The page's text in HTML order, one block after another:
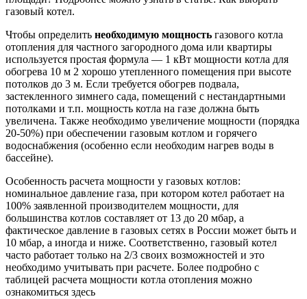
газовый котел.
Чтобы определить необходимую мощность газового котла
отопления для частного загородного дома или квартиры
используется простая формула — 1 кВт мощности котла для
обогрева 10 м 2 хорошо утепленного помещения при высоте
потолков до 3 м. Если требуется обогрев подвала,
застекленного зимнего сада, помещений с нестандартными
потолками и т.п. мощность котла на газе должна быть
увеличена. Также необходимо увеличение мощности (порядка
20-50%) при обеспечении газовым котлом и горячего
водоснабжения (особенно если необходим нагрев воды в
бассейне).
Особенность расчета мощности у газовых котлов:
номинальное давление газа, при котором котел работает на
100% заявленной производителем мощности, для
большинства котлов составляет от 13 до 20 мбар, а
фактическое давление в газовых сетях в России может быть и
10 мбар, а иногда и ниже. Соответственно, газовый котел
часто работает только на 2/3 своих возможностей и это
необходимо учитывать при расчете. Более подробно с
таблицей расчета мощности котла отопления можно
ознакомиться здесь